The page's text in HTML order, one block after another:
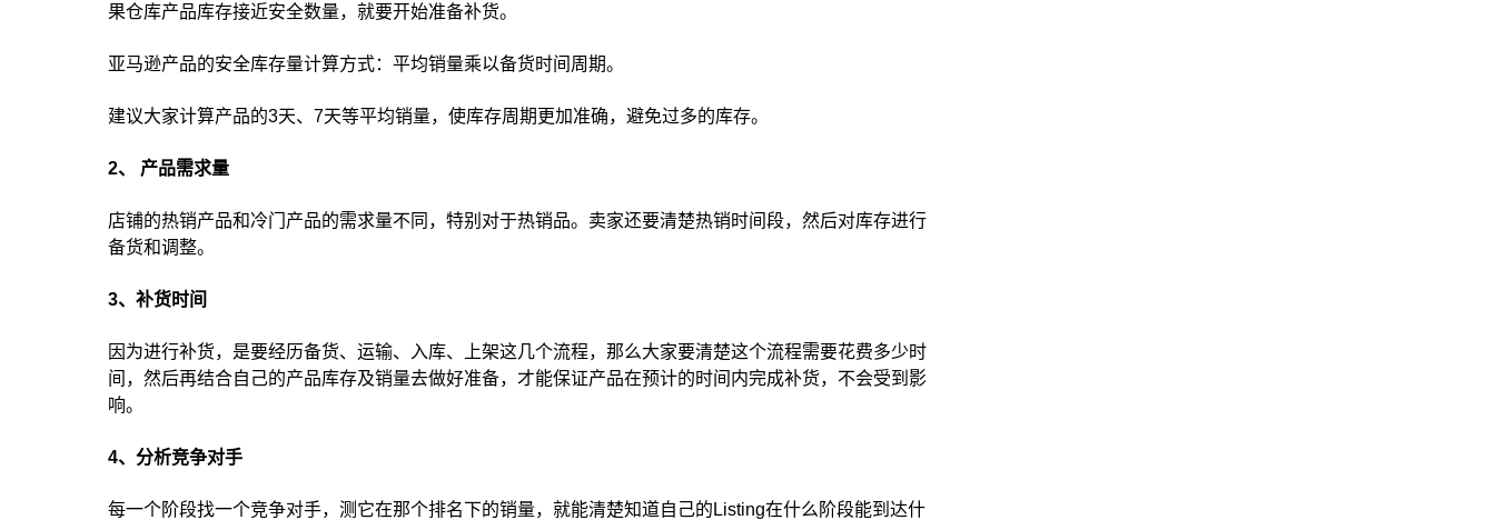
果仓库产品库存接近安全数量，就要开始准备补货。
亚马逊产品的安全库存量计算方式：平均销量乘以备货时间周期。
建议大家计算产品的3天、7天等平均销量，使库存周期更加准确，避免过多的库存。
2、 产品需求量
店铺的热销产品和冷门产品的需求量不同，特别对于热销品。卖家还要清楚热销时间段，然后对库存进行
备货和调整。
3、补货时间
因为进行补货，是要经历备货、运输、入库、上架这几个流程，那么大家要清楚这个流程需要花费多少时
间，然后再结合自己的产品库存及销量去做好准备，才能保证产品在预计的时间内完成补货，不会受到影
响。
4、分析竞争对手
每一个阶段找一个竞争对手，测它在那个排名下的销量，就能清楚知道自己的Listing在什么阶段能到达什